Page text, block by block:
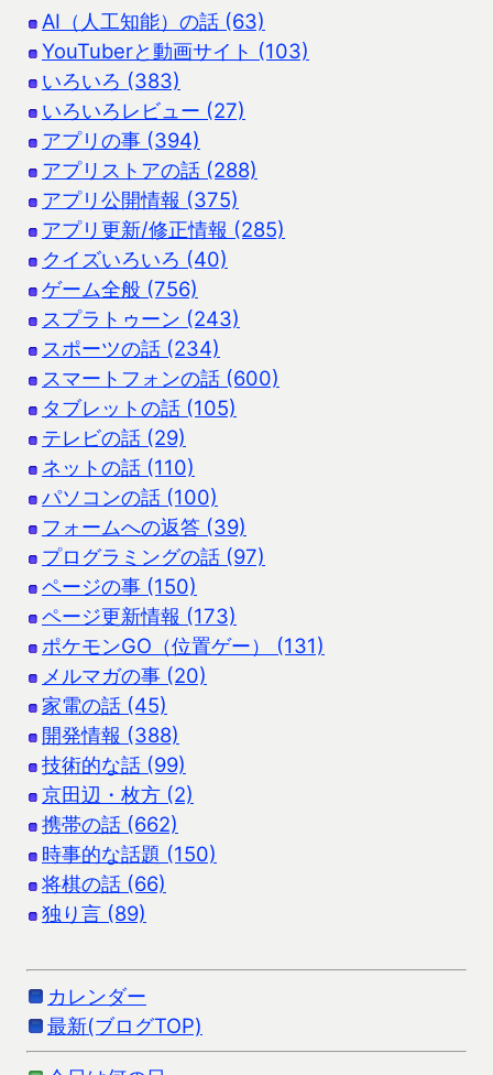
AI（人工知能）の話 (63)
YouTuberと動画サイト (103)
いろいろ (383)
いろいろレビュー (27)
アプリの事 (394)
アプリストアの話 (288)
アプリ公開情報 (375)
アプリ更新/修正情報 (285)
クイズいろいろ (40)
ゲーム全般 (756)
スプラトゥーン (243)
スポーツの話 (234)
スマートフォンの話 (600)
タブレットの話 (105)
テレビの話 (29)
ネットの話 (110)
パソコンの話 (100)
フォームへの返答 (39)
プログラミングの話 (97)
ページの事 (150)
ページ更新情報 (173)
ポケモンGO（位置ゲー） (131)
メルマガの事 (20)
家電の話 (45)
開発情報 (388)
技術的な話 (99)
京田辺・枚方 (2)
携帯の話 (662)
時事的な話題 (150)
将棋の話 (66)
独り言 (89)
カレンダー
最新(ブログTOP)